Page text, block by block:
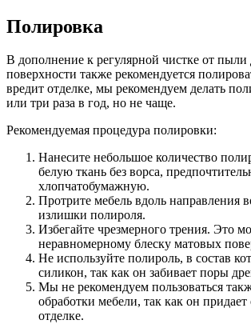
Полировка
В дополнение к регулярной чистке от пыли
поверхности также рекомендуется
вредит отделке, мы рекомендуем делать
или три раза в год, но не чаще.
Рекомендуемая процедура полировки:
Нанесите небольшое количество
белую ткань без ворса,
хлопчатобумажную.
Протрите мебель вдоль направления
излишки полироля.
Избегайте чрезмерного трения. Это
неравномерному блеску матовых
Не используйте полироль, в состав
силикон, так как он забивает поры
Мы не рекомендуем пользоваться
обработки мебели, так как он
отделке.